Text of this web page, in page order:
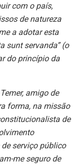
com o país,
de natureza
a adotar esta
sunt servanda” (o
do princípio da
amigo de
forma, na missão
de
serviço público
me seguro de